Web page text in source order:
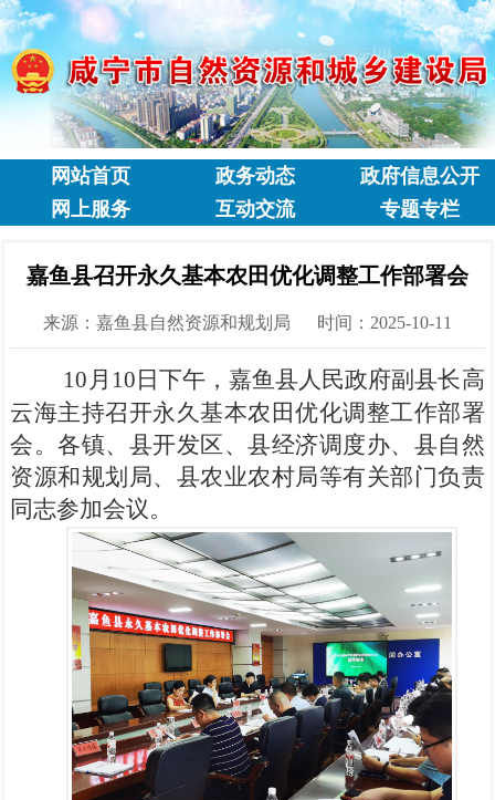
网站首页 政务动态
政府信息公开
网上服务
互动交流 专题专栏
嘉鱼县召开永久基本农田优化调整工作部署会
来源：嘉鱼县自然资源和规划局 时间：2025-10-11
10 月 10 日下午， 嘉鱼县人民政府副县长高
云海主持召开永久基本农田优化调整工作部署
会。各镇、 县开发区、县经济调度办、 县自然
资源和规划局、县农业农村局等有关部门负责
同志参加会议。